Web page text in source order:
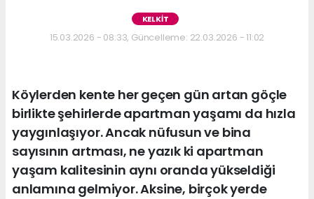
KELKİT
15.03.2026 - 08:33, Güncelleme: 22.03.2026 - 11:02
Köylerden kente her geçen gün artan göçle
birlikte şehirlerde apartman yaşamı da hızla
yaygınlaşıyor. Ancak nüfusun ve bina
sayısının artması, ne yazık ki apartman
yaşam kalitesinin aynı oranda yükseldiği
anlamına gelmiyor. Aksine, birçok yerde